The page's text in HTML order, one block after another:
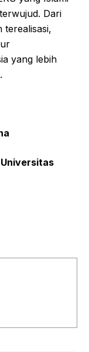
Dari
terealisasi,
yang lebih